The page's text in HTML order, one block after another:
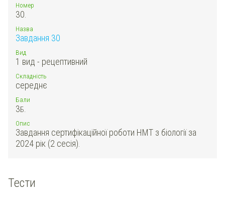
Номер
30.
Назва
Завдання 30
Вид
1 вид - рецептивний
Складність
середнє
Бали
3Б.
Опис
Завдання сертифікаційної роботи НМТ з біології за
2024 рік (2 сесія).
Тести